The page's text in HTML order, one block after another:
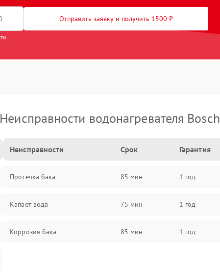
Отправить заявку и получить 1500 ₽
Неисправности водонагревателя Bosch
Неисправности Срок Гарантия
Протечка бака 85 мин 1 год
Капает вода 75 мин 1 год
Коррозия бака 85 мин 1 год